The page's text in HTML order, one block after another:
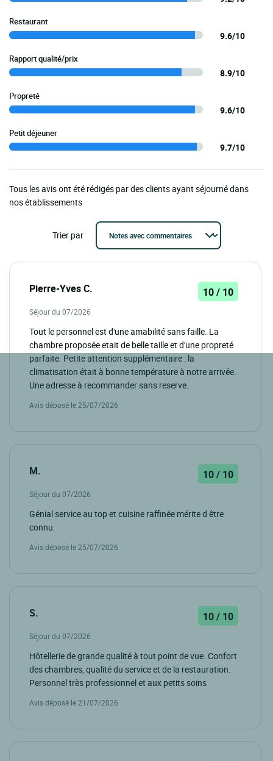
Restaurant
9.6/10
Rapport qualité/prix
8.9/10
Propreté
9.6/10
Petit déjeuner
9.7/10
Tous les avis ont été rédigés par des clients ayant séjourné dans
nos établissements
Trier par
Pierre-Yves C. 10 / 10
Séjour du 07/2026
Tout le personnel est d'une amabilité sans faille. La
chambre proposée etait de belle taille et d'une propreté
parfaite. Petite attention supplémentaire : la
climatisation était à bonne température à notre arrivée.
Une adresse à recommander sans reserve.
Avis déposé le 25/07/2026
M. 10 / 10
Séjour du 07/2026
Génial service au top et cuisine raffinée mérite d être
connu.
Avis déposé le 25/07/2026
S. 10 / 10
Séjour du 07/2026
Hôtellerie de grande qualité à tout point de vue. Confort
des chambres, qualité du service et de la restauration.
Personnel très professionnel et aux petits soins
Avis déposé le 21/07/2026